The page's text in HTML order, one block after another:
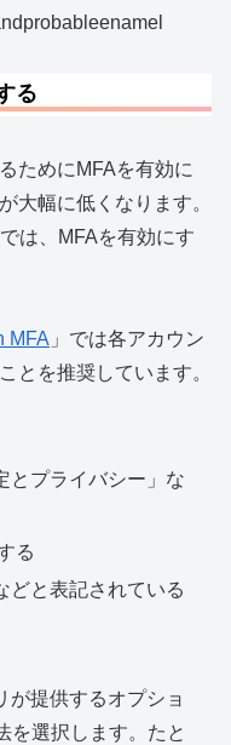
る
ためにMFAを有効に
大幅に低くなります。
は、MFAを有効にす
MFA 」では各アカウン
とを推奨しています。
とプライバシー」な
る
どと表記されている
が提供するオプショ
を選択します。たと